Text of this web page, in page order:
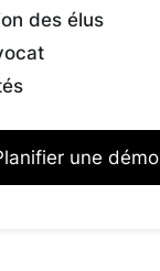
des élus
une démo